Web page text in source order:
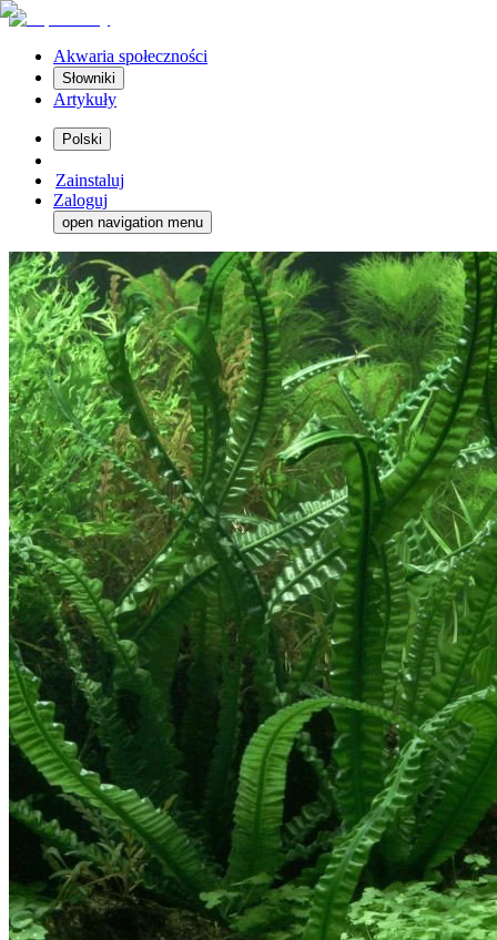
Akwaria społeczności
Słowniki
Artykuły
Polski
Zainstaluj
Zaloguj
open navigation menu